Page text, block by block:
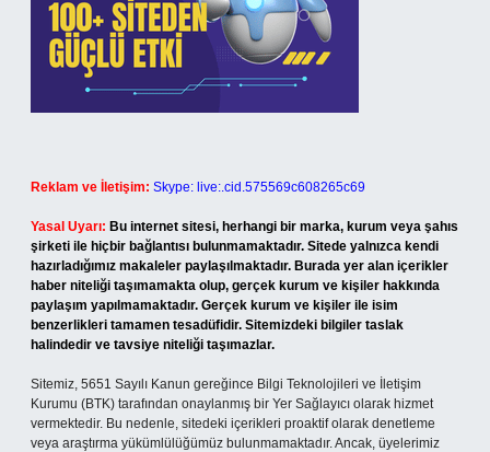
Reklam ve İletişim: Skype: live:.cid.575569c608265c69
Yasal Uyarı: Bu internet sitesi, herhangi bir marka, kurum veya şahıs
şirketi ile hiçbir bağlantısı bulunmamaktadır. Sitede yalnızca kendi
hazırladığımız makaleler paylaşılmaktadır. Burada yer alan içerikler
haber niteliği taşımamakta olup, gerçek kurum ve kişiler hakkında
paylaşım yapılmamaktadır. Gerçek kurum ve kişiler ile isim
benzerlikleri tamamen tesadüfidir. Sitemizdeki bilgiler taslak
halindedir ve tavsiye niteliği taşımazlar.
Sitemiz, 5651 Sayılı Kanun gereğince Bilgi Teknolojileri ve İletişim
Kurumu (BTK) tarafından onaylanmış bir Yer Sağlayıcı olarak hizmet
vermektedir. Bu nedenle, sitedeki içerikleri proaktif olarak denetleme
veya araştırma yükümlülüğümüz bulunmamaktadır. Ancak, üyelerimiz